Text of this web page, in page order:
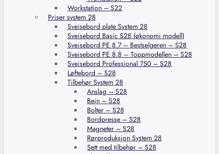
Workstation – S22
Priser system 28
Sveisebord plate System 28
Sveisebord Basic S28 (økonomi modell)
Sveisebord PE 8.7 – Bestselgeren – S28
Sveisebord PE 8.8 – Toppmodellen – S28
Sveisebord Professional 750 – S28
Løftebord – S28
Tilbehør System 28
Anslag – S28
Bein – S28
Bolter – S28
Bordpresse – S28
Magneter – S28
Rørproduksjon System 28
Sett med tilbehør – S28